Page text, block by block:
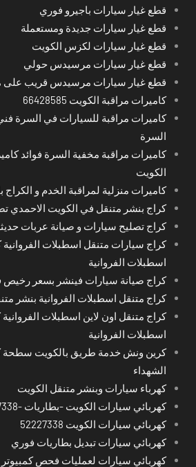
قطع غيار سيارات باجيرو فوري
قطع غيار سيارات جديدة ومستعملة
قطع غيار سيارات لكزس الكويت
قطع غيار سيارات مرسيدس حولي
قطع غيار سيارات مرسيدس قريب على
كاميرات مراقبة الكويت 66428585
كاميرات مراقبة للسيارات في السرة
السرة
كاميرات مراقبة مخفية السرة فوائد
الكويت
كاميرات منزلية لمراقبة الخدم و الكراج
كراج بنشر متنقل في الكويت الاحمدي
كراج تصليح سيارات و صيانة عربات
كراج سيارات متنقل اسطبلات
اسطبلات الفروانية
كراج صيانة سيارات فينشر بسعر رخيص
كراج متنقل اسطبلات الفروانية بنشر
كراج متنقل اون لاين اسطبلات
اسطبلات الفروانية
كرين ونش خدمة طريق بالكويت سطحة
الشهداء
كهرباء سيارات وبنشر متنقل الكويت
كهربائي سيارات الكويت -بطاريات -52227338
كهربائي سيارات الكويت 52227338
كهربائي سيارات تبديل بطاريات فوري
كهربائي سيارات لعمليات فحص كمبيوتر